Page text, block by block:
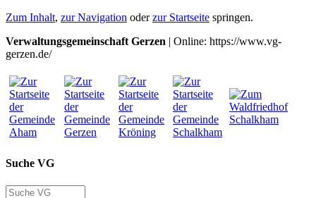
Zum Inhalt, zur Navigation oderzur Startseite springen.
Verwaltungsgemeinschaft Gerzen | Online: https://www.vg-
gerzen.de/
Suche VG